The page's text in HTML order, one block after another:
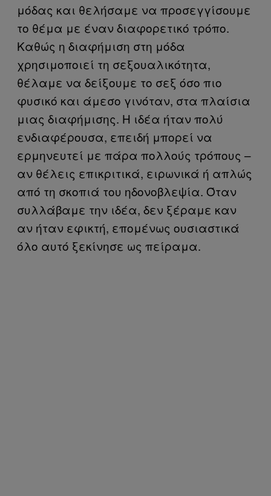
μόδας και θελήσαμε να προσεγγίσουμε
το θέμα με έναν διαφορετικό τρόπο.
Καθώς η διαφήμιση στη μόδα
χρησιμοποιεί τη σεξουαλικότητα,
θέλαμε να δείξουμε το σεξ όσο πιο
φυσικό και άμεσο γινόταν, στα πλαίσια
μιας διαφήμισης. Η ιδέα ήταν πολύ
ενδιαφέρουσα, επειδή μπορεί να
ερμηνευτεί με πάρα πολλούς τρόπους –
αν θέλεις επικριτικά, ειρωνικά ή απλώς
από τη σκοπιά του ηδονοβλεψία. Όταν
συλλάβαμε την ιδέα, δεν ξέραμε καν
αν ήταν εφικτή, επομένως ουσιαστικά
όλο αυτό ξεκίνησε ως πείραμα.